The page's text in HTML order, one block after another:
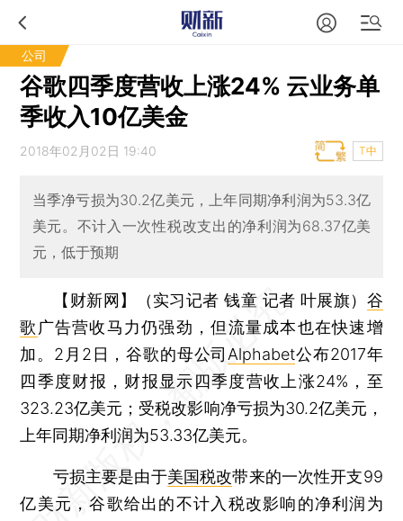
公司
谷歌四季度营收上涨24% 云业务单
季收入10亿美金
2018年02月02日 19:40 T中
当季净亏损为30.2亿美元，上年同期净利润为53.3亿
美元。不计入一次性税改支出的净利润为68.37亿美
元，低于预期
【财新网】（实习记者 钱童 记者 叶展旗） 谷
歌 广告营收马力仍强劲，但流量成本也在快速增
加。2月2日，谷歌的母公司 Alphabet公布2017年
四季度财报，财报显示四季度营收上涨24%，至
323.23亿美元；受税改影响净亏损为30.2亿美元，
上年同期净利润为53.33亿美元。
亏损主要是由于美国税改带来的一次性开支99
亿美元，谷歌给出的不计入税改影响的净利润为